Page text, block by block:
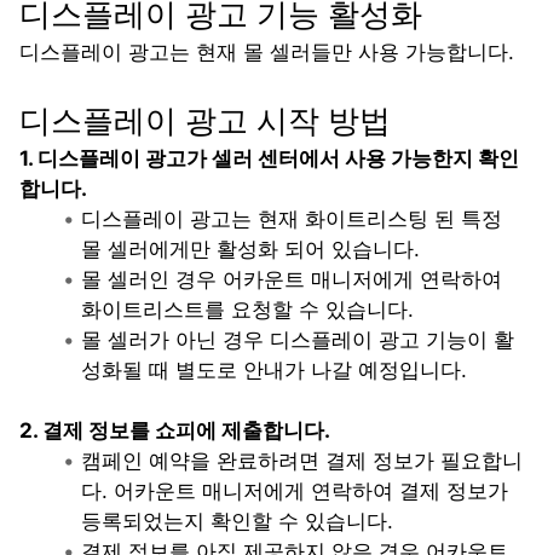
디스플레이 광고 기능 활성화
디스플레이 광고는 현재 몰 셀러들만 사용 가능합니다.
디스플레이 광고 시작 방법
1. 디스플레이 광고가 셀러 센터에서 사용 가능한지 확인
합니다.
디스플레이 광고는 현재 화이트리스팅 된 특정
몰 셀러에게만 활성화 되어 있습니다.
몰 셀러인 경우 어카운트 매니저에게 연락하여
화이트리스트를 요청할 수 있습니다.
몰 셀러가 아닌 경우 디스플레이 광고 기능이 활
성화될 때 별도로 안내가 나갈 예정입니다.
2. 결제 정보를 쇼피에 제출합니다.
캠페인 예약을 완료하려면 결제 정보가 필요합니
다. 어카운트 매니저에게 연락하여 결제 정보가
등록되었는지 확인할 수 있습니다.